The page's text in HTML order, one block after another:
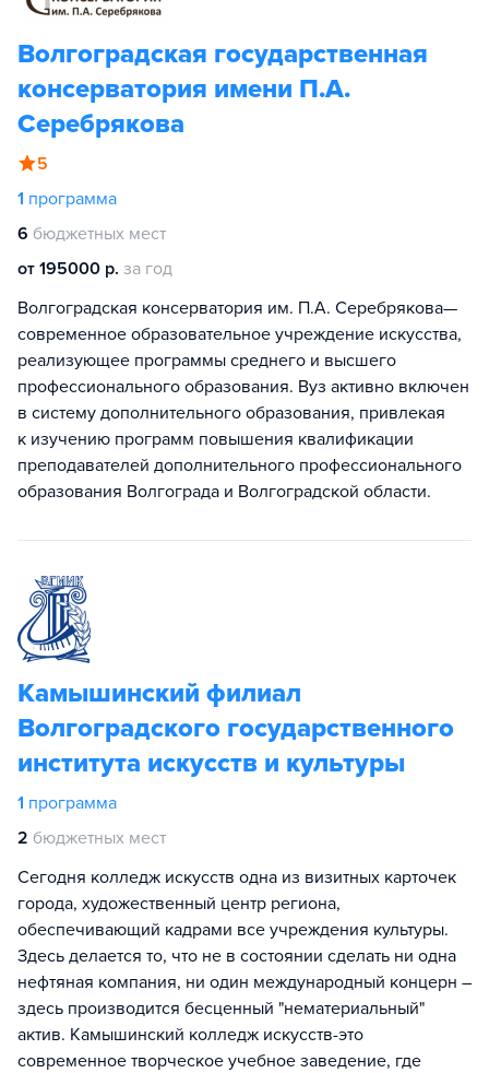
Волгоградская государственная
консерватория имени П.А.
Серебрякова
5
1 программа
6 бюджетных мест
от 195000 р. за год
Волгоградская консерватория им. П.А. Серебрякова—
современное образовательное учреждение искусства,
реализующее программы среднего и высшего
профессионального образования. Вуз активно включен
в систему дополнительного образования, привлекая
к изучению программ повышения квалификации
преподавателей дополнительного профессионального
образования Волгограда и Волгоградской области.
Камышинский филиал
Волгоградского государственного
института искусств и культуры
1 программа
2 бюджетных мест
Сегодня колледж искусств одна из визитных карточек
города, художественный центр региона,
обеспечивающий кадрами все учреждения культуры.
Здесь делается то, что не в состоянии сделать ни одна
нефтяная компания, ни один международный концерн –
здесь производится бесценный "нематериальный"
актив. Камышинский колледж искусств-это
современное творческое учебное заведение, где